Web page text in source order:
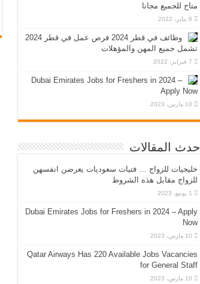
متاح للجميع مجانا
6 يناير، 2022
وظائف في قطر 2024 فرص عمل في قطر 2024
تشمل جميع المهن والمؤهلات
7 فبراير، 2022
Dubai Emirates Jobs for Freshers in 2024 –
Apply Now
10 مارس، 2023
احدث المقالات
خليجيات للزواج … فتيات سعوديات يعرضن انفسهن
للزواج مقابل هذه الشروط
1 يونيو، 2023
Dubai Emirates Jobs for Freshers in 2024 – Apply
Now
10 مارس، 2023
Qatar Airways Has 220 Available Jobs Vacancies
for General Staff
10 مارس، 2023